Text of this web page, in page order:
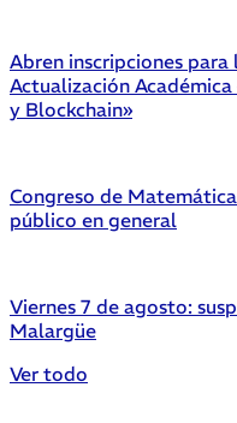
Abren inscripciones
Actualización
y Blockchain»
Congreso de
público en general
Viernes 7 de agosto:
Malargüe
Ver todo